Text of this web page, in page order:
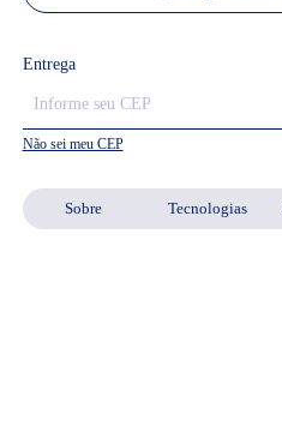
Sobre Tecnologias
Entrega
Não sei meu CEP